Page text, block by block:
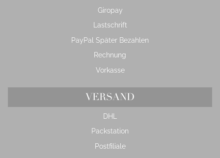
Giropay
Lastschrift
PayPal Später Bezahlen
Rechnung
Vorkasse
VERSAND
DHL
Packstation
Postfiliale